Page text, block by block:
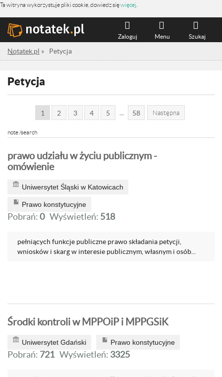
Ta witryna wykorzystuje pliki cookie, dowiedz sięwięcej
Szukaj
Menu
Zaloguj
Notatek.pl » Petycja
Petycja
1 2 3 4 5 58 Następna
note /search
prawo udziału w życiu publicznym -
omówienie
Uniwersytet Śląski w Katowicach
Prawo konstytucyjne
Pobrań:0 Wyświetleń: 518
pełniących funkcje publiczne prawo składania petycji,
wniosków i skarg w interesie publicznym, własnym i osób...
Środki kontroli w MPPOiP i MPPGSiK
Uniwersytet Gdański Prawo konstytucyjne
Pobrań: 721 Wyświetleń: 3325